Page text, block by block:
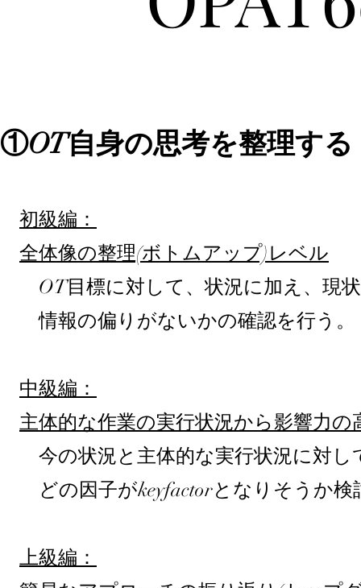
①OT自身の思考を整理する
初級編：
全体像の整理(ボトムアップ)レベル
OT目標に対して、状況に加え、現
情報の偏りがないかの確認を行う。
中級編：
主体的な作業の実行状況から影響力
今の状況と主体的な実行状況に対 し
どの因子がkeyfactorとなりそうか検
上級編：